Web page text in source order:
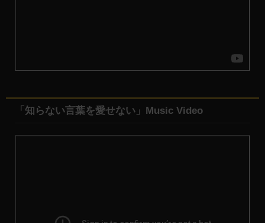
「知らない言葉を愛せない」Music Video